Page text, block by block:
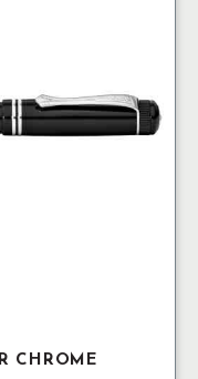
CHROME